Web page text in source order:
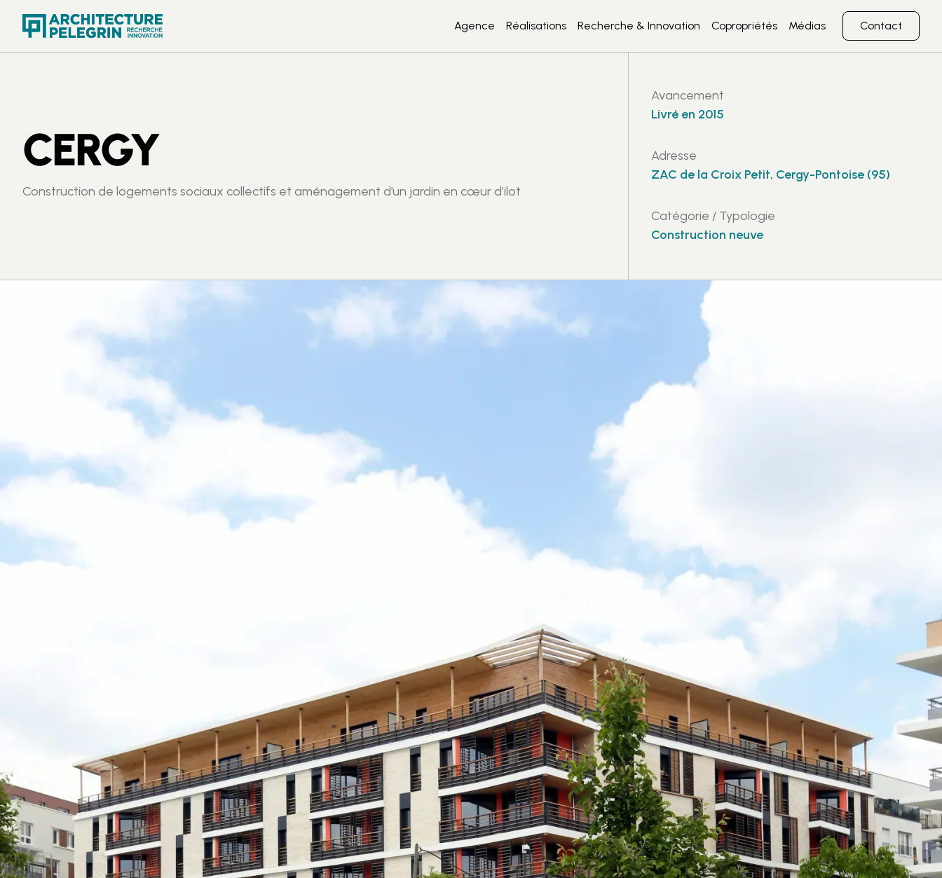
Agence Réalisations Recherche & Innovation Copropriétés Médias Contact
CERGY
Construction de logements sociaux collectifs et aménagement d’un jardin en cœur d’ilot
Avancement
Livré en 2015
Adresse
ZAC de la Croix Petit, Cergy-Pontoise (95)
Catégorie / Typologie
Construction neuve